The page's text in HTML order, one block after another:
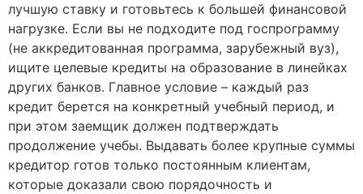
лучшую ставку и готовьтесь к большей финансовой
нагрузке. Если вы не подходите под госпрограмму
(не аккредитованная программа, зарубежный вуз),
ищите целевые кредиты на образование в линейках
других банков. Главное условие – каждый раз
кредит берется на конкретный учебный период, и
при этом заемщик должен подтверждать
продолжение учебы. Выдавать более крупные суммы
кредитор готов только постоянным клиентам,
которые доказали свою порядочность и